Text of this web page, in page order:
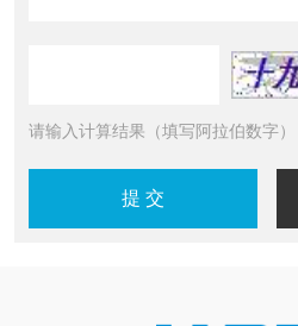
请输入计算结果（填写阿拉伯数字